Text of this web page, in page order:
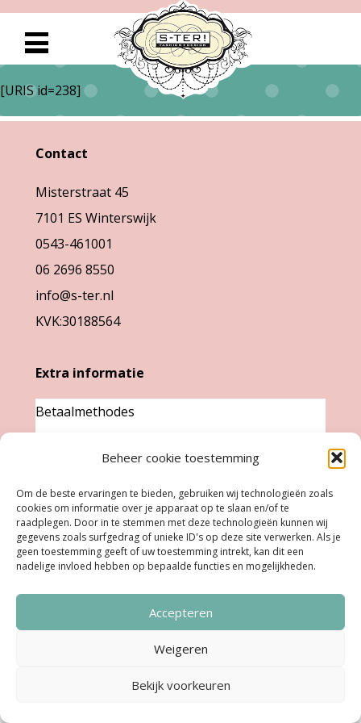
Beheer cookie toestemming
Om de beste ervaringen te bieden, gebruiken wij technologieën zoals
cookies om informatie over je apparaat op te slaan en/of te
raadplegen. Door in te stemmen met deze technologieën kunnen wij
gegevens zoals surfgedrag of unieke ID's op deze site verwerken. Als je
geen toestemming geeft of uw toestemming intrekt, kan dit een
nadelige invloed hebben op bepaalde functies en mogelijkheden.
Accepteren
Weigeren
Bekijk voorkeuren
[URIS id=238]
Contact
Misterstraat 45
7101 ES Winterswijk
0543-461001
06 2696 8550
info@s-ter.nl
KVK:30188564
Extra informatie
Betaalmethodes
verzendkosten
Retourneren
Openingstijden
Ma:Gesloten
11.00 - 18.00 uur
11:00 uur - 18:00 uur